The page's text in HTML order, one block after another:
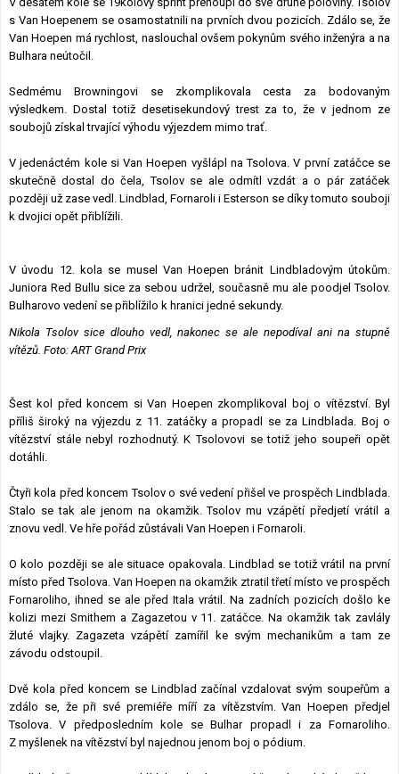
s Van Hoepenem se osamostatnili na prvních dvou pozicích. Zdálo se, že
Van Hoepen má rychlost, naslouchal ovšem pokynům svého inženýra a na
Bulhara neútočil.
Sedmému Browningovi se zkomplikovala cesta za bodovaným
výsledkem. Dostal totiž desetisekundový trest za to, že v jednom ze
soubojů získal trvající výhodu výjezdem mimo trať.
V jedenáctém kole si Van Hoepen vyšlápl na Tsolova. V první zatáčce se
skutečně dostal do čela, Tsolov se ale odmítl vzdát a o pár zatáček
později už zase vedl. Lindblad, Fornaroli i Esterson se díky tomuto souboji
k dvojici opět přiblížili.
V úvodu 12. kola se musel Van Hoepen bránit Lindbladovým útokům.
Juniora Red Bullu sice za sebou udržel, současně mu ale poodjel Tsolov.
Bulharovo vedení se přiblížilo k hranici jedné sekundy.
Nikola Tsolov sice dlouho vedl, nakonec se ale nepodíval ani na stupně
vítězů. Foto: ART Grand Prix
Šest kol před koncem si Van Hoepen zkomplikoval boj o vítězství. Byl
příliš široký na výjezdu z 11. zatáčky a propadl se za Lindblada. Boj o
vítězství stále nebyl rozhodnutý. K Tsolovovi se totiž jeho soupeři opět
dotáhli.
Čtyři kola před koncem Tsolov o své vedení přišel ve prospěch Lindblada.
Stalo se tak ale jenom na okamžik. Tsolov mu vzápětí předjetí vrátil a
znovu vedl. Ve hře pořád zůstávali Van Hoepen i Fornaroli.
O kolo později se ale situace opakovala. Lindblad se totiž vrátil na první
místo před Tsolova. Van Hoepen na okamžik ztratil třetí místo ve prospěch
Fornaroliho, ihned se ale před Itala vrátil. Na zadních pozicích došlo ke
kolizi mezi Smithem a Zagazetou v 11. zatáčce. Na okamžik tak zavlály
žluté vlajky. Zagazeta vzápětí zamířil ke svým mechanikům a tam ze
závodu odstoupil.
Dvě kola před koncem se Lindblad začínal vzdalovat svým soupeřům a
zdálo se, že při své premiéře míří za vítězstvím. Van Hoepen předjel
Tsolova. V předposledním kole se Bulhar propadl i za Fornaroliho.
Z myšlenek na vítězství byl najednou jenom boj o pódium.